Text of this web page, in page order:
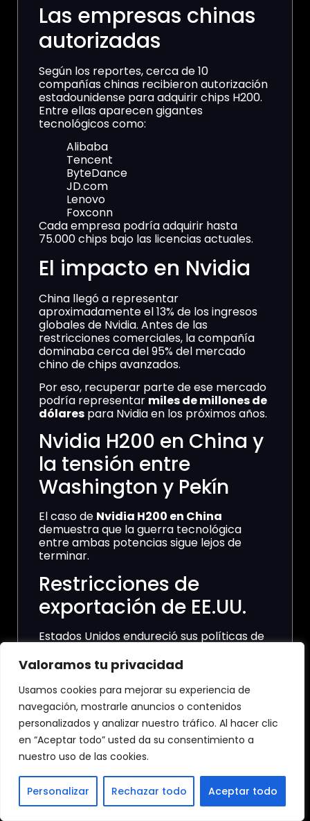
Valoramos tu privacidad
Usamos cookies para mejorar su experiencia de
navegación, mostrarle anuncios o contenidos
personalizados y analizar nuestro tráfico. Al hacer clic
en “Aceptar todo” usted da su consentimiento a
nuestro uso de las cookies.
Personalizar Rechazar todo Aceptar todo
Las empresas chinas
autorizadas
Según los reportes, cerca de 10
compañías chinas recibieron autorización
estadounidense para adquirir chips H200.
Entre ellas aparecen gigantes
tecnológicos como:
Alibaba
Tencent
ByteDance
JD.com
Lenovo
Foxconn
Cada empresa podría adquirir hasta
75.000 chips bajo las licencias actuales.
El impacto en Nvidia
China llegó a representar
aproximadamente el 13% de los ingresos
globales de Nvidia. Antes de las
restricciones comerciales, la compañía
dominaba cerca del 95% del mercado
chino de chips avanzados.
Por eso, recuperar parte de ese mercado
podría representar miles de millones de
dólares para Nvidia en los próximos años.
Nvidia H200 en China y
la tensión entre
Washington y Pekín
El caso de Nvidia H200 en China
demuestra que la guerra tecnológica
entre ambas potencias sigue lejos de
terminar.
Restricciones de
exportación de EE.UU.
Estados Unidos endureció sus políticas de
tecnologías estratégicas. El objetivo
principal es evitar que ciertos desarrollos
de IA sean utilizados con fines militares o
de seguridad nacional.
Sin embargo, Nvidia desarrolló versiones y
acuerdos específicos que cumplen ciertos
requisitos regulatorios.
La postura del gobierno
chino